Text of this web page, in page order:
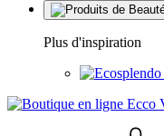
Plus d'inspiration